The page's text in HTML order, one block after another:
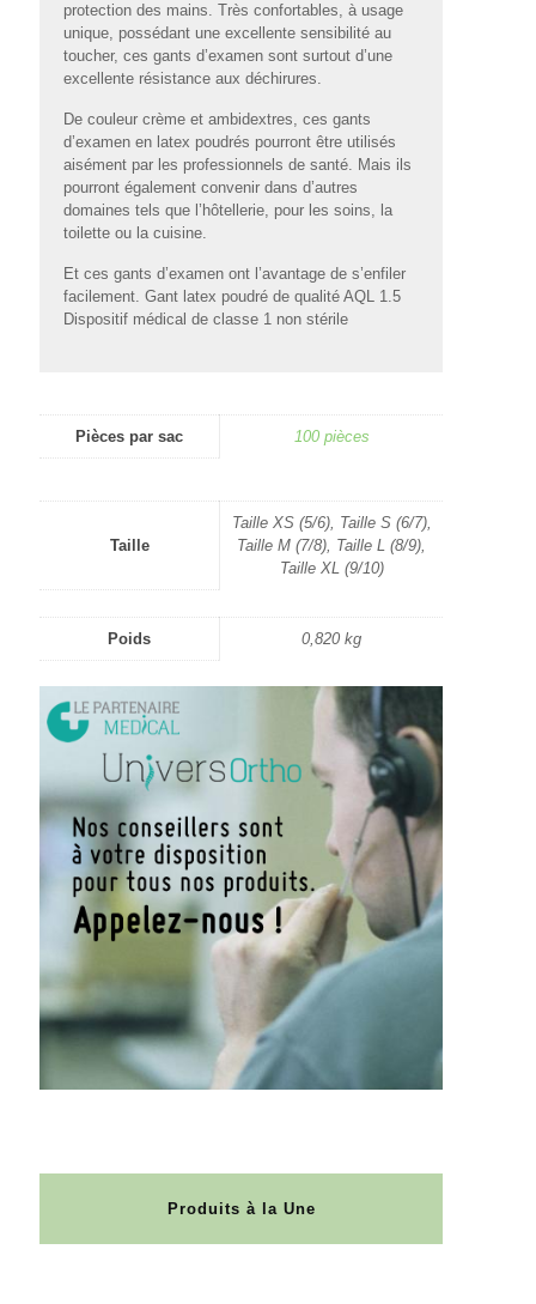
protection des mains. Très confortables, à usage
unique, possédant une excellente sensibilité au
toucher, ces gants d’examen sont surtout d’une
excellente résistance aux déchirures.
De couleur crème et ambidextres, ces gants
d’examen en latex poudrés pourront être utilisés
aisément par les professionnels de santé. Mais ils
pourront également convenir dans d’autres
domaines tels que l’hôtellerie, pour les soins, la
toilette ou la cuisine.
Et ces gants d’examen ont l’avantage de s’enfiler
facilement. Gant latex poudré de qualité AQL 1.5
Dispositif médical de classe 1 non stérile
Pièces par sac 100 pièces
Taille
Taille XS (5/6), Taille S (6/7),
Taille M (7/8), Taille L (8/9),
Taille XL (9/10)
Poids 0,820 kg
Produits à la Une